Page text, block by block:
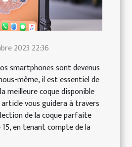
2023 22:36
smartphones sont devenus
même, il est essentiel de
meilleure coque disponible
vous guidera à travers
de la coque parfaite
en tenant compte de la